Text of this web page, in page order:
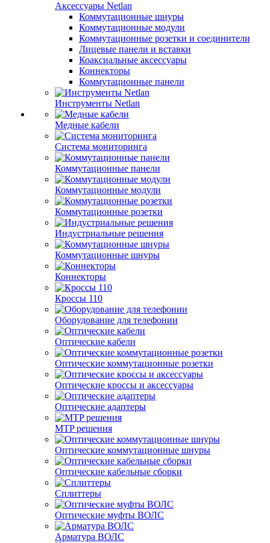
Аксессуары Netlan
Коммутационные шнуры
Коммутационные модули
Коммутационные розетки и соединители
Лицевые панели и вставки
Коаксиальные аксессуары
Коннекторы
Коммутационные панели
Инструменты Netlan
Медные кабели
Система мониторинга
Коммутационные панели
Коммутационные модули
Коммутационные розетки
Индустриальные решения
Коммутационные шнуры
Коннекторы
Кроссы 110
Оборудование для телефонии
Оптические кабели
Оптические коммутационные розетки
Оптические кроссы и аксессуары
Оптические адаптеры
MTP решения
Оптические коммутационные шнуры
Оптические кабельные сборки
Сплиттеры
Оптические муфты ВОЛС
Арматура ВОЛС